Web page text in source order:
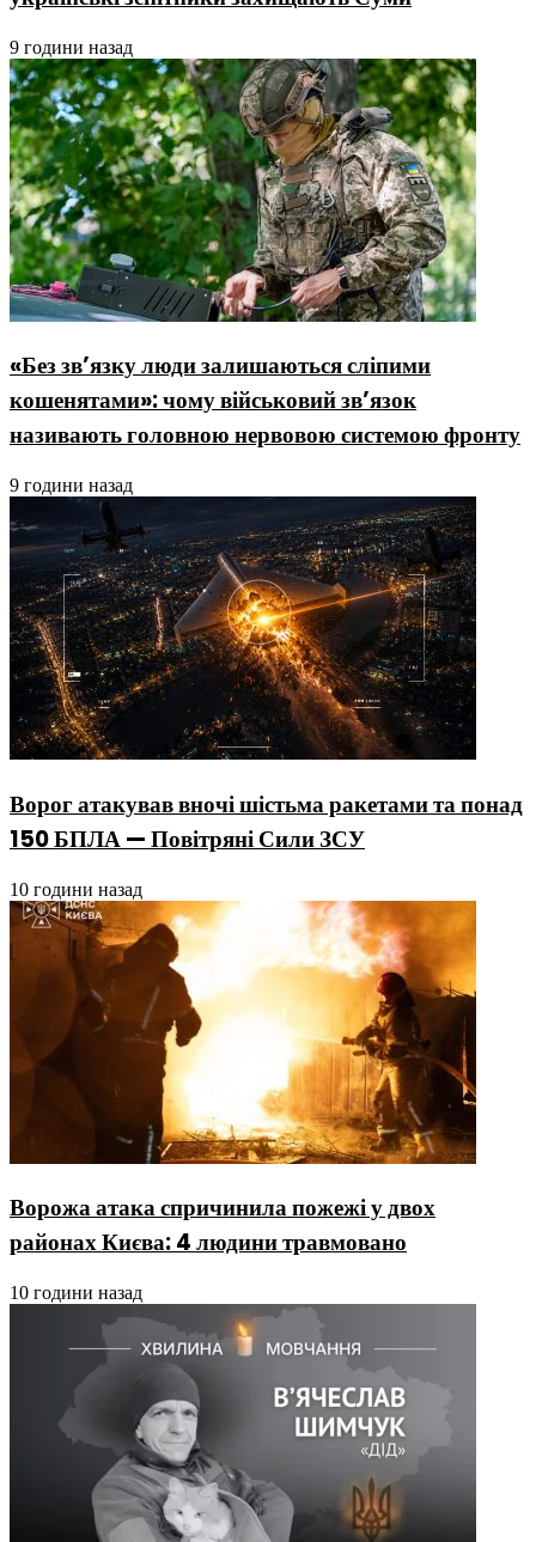
9 години назад
«Без зв’язку люди залишаються сліпими
кошенятами»: чому військовий зв’язок
називають головною нервовою системою фронту
9 години назад
Ворог атакував вночі шістьма ракетами та понад
150 БПЛА — Повітряні Сили ЗСУ
10 години назад
Ворожа атака спричинила пожежі у двох
районах Києва: 4 людини травмовано
10 години назад